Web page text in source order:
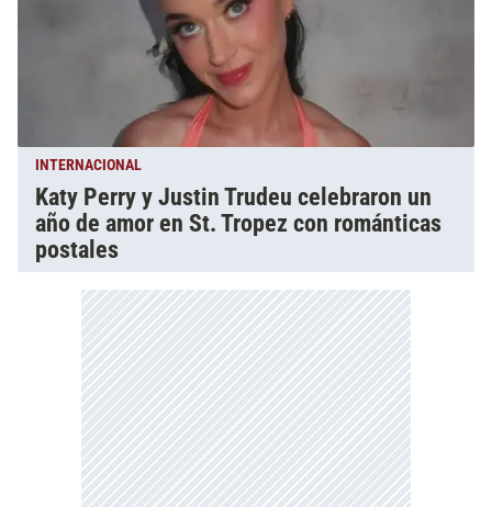
INTERNACIONAL
Katy Perry y Justin Trudeu celebraron un
año de amor en St. Tropez con románticas
postales